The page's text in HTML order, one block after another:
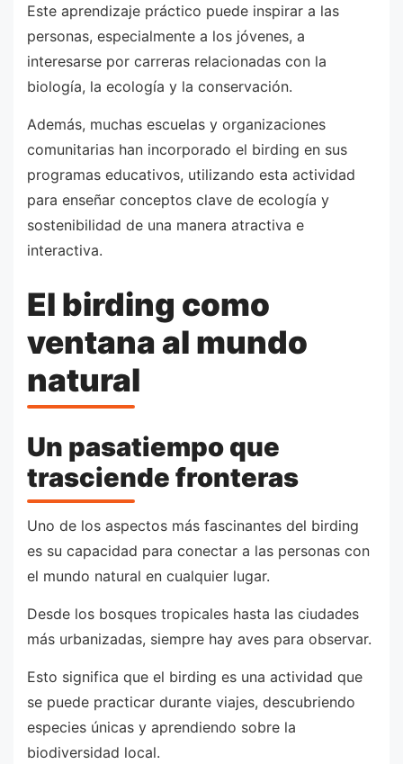
Este aprendizaje práctico puede inspirar a las
personas, especialmente a los jóvenes, a
interesarse por carreras relacionadas con la
biología, la ecología y la conservación.
Además, muchas escuelas y organizaciones
comunitarias han incorporado el birding en sus
programas educativos, utilizando esta actividad
para enseñar conceptos clave de ecología y
sostenibilidad de una manera atractiva e
interactiva.
El birding como
ventana al mundo
natural
Un pasatiempo que
trasciende fronteras
Uno de los aspectos más fascinantes del birding
es su capacidad para conectar a las personas con
el mundo natural en cualquier lugar.
Desde los bosques tropicales hasta las ciudades
más urbanizadas, siempre hay aves para observar.
Esto significa que el birding es una actividad que
se puede practicar durante viajes, descubriendo
especies únicas y aprendiendo sobre la
biodiversidad local.